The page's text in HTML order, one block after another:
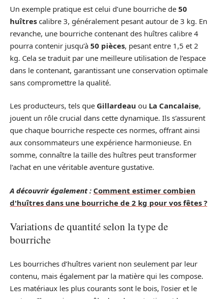
Un exemple pratique est celui d’une bourriche de 50
huîtres calibre 3, généralement pesant autour de 3 kg. En
revanche, une bourriche contenant des huîtres calibre 4
pourra contenir jusqu’à 50 pièces, pesant entre 1,5 et 2
kg. Cela se traduit par une meilleure utilisation de l’espace
dans le contenant, garantissant une conservation optimale
sans compromettre la qualité.
Les producteurs, tels que Gillardeau ou La Cancalaise,
jouent un rôle crucial dans cette dynamique. Ils s’assurent
que chaque bourriche respecte ces normes, offrant ainsi
aux consommateurs une expérience harmonieuse. En
somme, connaître la taille des huîtres peut transformer
l’achat en une véritable aventure gustative.
A découvrir également : Comment estimer combien
d'huîtres dans une bourriche de 2 kg pour vos fêtes ?
Variations de quantité selon la type de
bourriche
Les bourriches d’huîtres varient non seulement par leur
contenu, mais également par la matière qui les compose.
Les matériaux les plus courants sont le bois, l’osier et le